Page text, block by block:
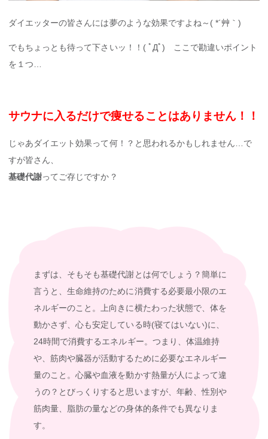
ダイエッターの皆さんには夢のような効果ですよね～( *´艸｀)
でもちょっとも待って下さいッ！！( ﾟДﾟ) ここで勘違いポイント
を１つ…
サウナに入るだけで痩せることはありません！！
じゃあダイエット効果って何！？と思われるかもしれません…で
すが皆さん、
基礎代謝ってご存じですか？
まずは、そもそも基礎代謝とは何でしょう？簡単に
言うと、生命維持のために消費する必要最小限のエ
ネルギーのこと。上向きに横たわった状態で、体を
動かさず、心も安定している時(寝てはいない)に、
24時間で消費するエネルギー。つまり、体温維持
や、筋肉や臓器が活動するために必要なエネルギー
量のこと。心臓や血液を動かす熱量が人によって違
うの？とびっくりすると思いますが、年齢、性別や
筋肉量、脂肪の量などの身体的条件でも異なりま
す。